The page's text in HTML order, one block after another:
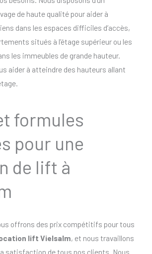
de haute qualité pour aider à
dans les espaces difficiles d’accès,
situés à l’étage supérieur ou les
les immeubles de grande hauteur.
aider à atteindre des hauteurs allant
formules
pour une
de lift à
offrons des prix compétitifs pour tous
lift Vielsalm, et nous travaillons
satisfaction de tous nos clients. Nous